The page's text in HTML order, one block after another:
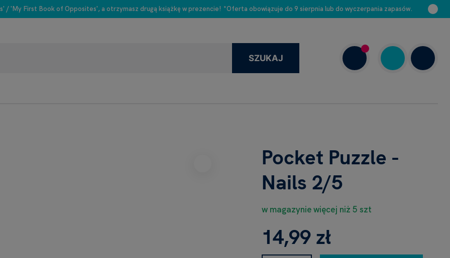
/ 'My First Book of Opposites', a otrzymasz drugą książkę w prezencie! *Oferta obowiązuje do 9 sierpnia lub do wyczerpania zapasów.
SZUKAJ
Pocket Puzzle -
Nails 2/5
w magazynie więcej niż 5 szt
14,99 zł